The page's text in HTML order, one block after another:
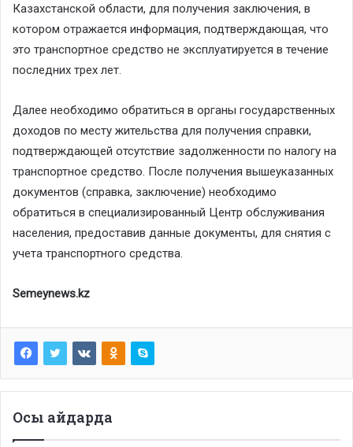
Казахстанской области, для получения заключения, в
котором отражается информация, подтверждающая, что
это транспортное средство не эксплуатируется в течение
последних трех лет.
Далее необходимо обратиться в органы государственных
доходов по месту жительства для получения справки,
подтверждающей отсутствие задолженности по налогу на
транспортное средство. После получения вышеуказанных
документов (справка, заключение) необходимо
обратиться в специализированный Центр обслуживания
населения, предоставив данные документы, для снятия с
учета транспортного средства.
Semeynews.kz
Осы айдарда